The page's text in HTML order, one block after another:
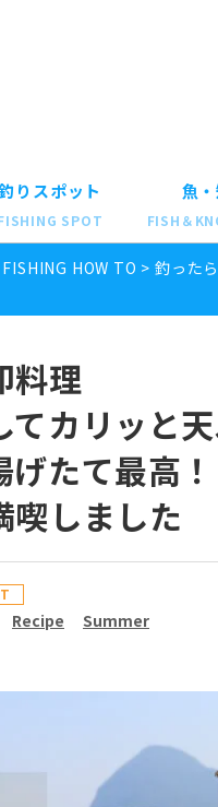
りスポット
SPOT
魚
FISH＆
FISHING HOW TO >釣った
料理
カリッと
たて最高！
喫しました
Recipe Summer